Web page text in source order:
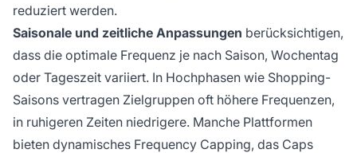
reduziert werden.
Saisonale und zeitliche Anpassungen berücksichtigen,
dass die optimale Frequenz je nach Saison, Wochentag
oder Tageszeit variiert. In Hochphasen wie Shopping-
Saisons vertragen Zielgruppen oft höhere Frequenzen,
in ruhigeren Zeiten niedrigere. Manche Plattformen
bieten dynamisches Frequency Capping, das Caps